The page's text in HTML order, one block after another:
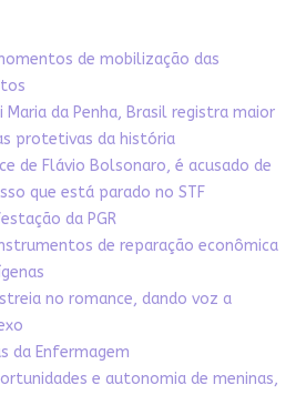
de mobilização das
Maria da Penha, Brasil registra maior
protetivas da história
de Flávio Bolsonaro, é acusado de
que está parado no STF
da PGR
de reparação econômica
no romance, dando voz a
da Enfermagem
e autonomia de meninas,